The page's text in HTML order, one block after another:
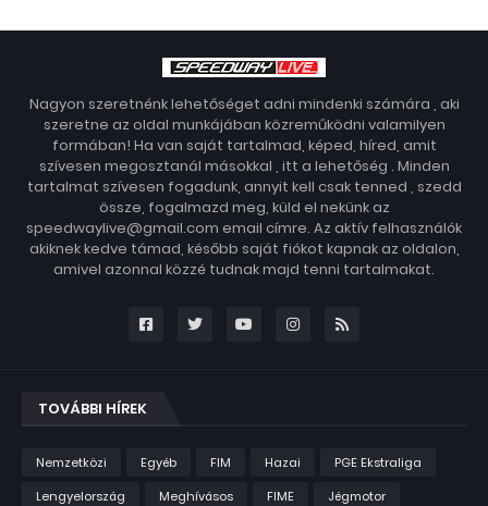
Nagyon szeretnénk lehetőséget adni mindenki számára , aki
szeretne az oldal munkájában közreműködni valamilyen
formában! Ha van saját tartalmad, képed, híred, amit
szívesen megosztanál másokkal , itt a lehetőség . Minden
tartalmat szívesen fogadunk, annyit kell csak tenned , szedd
össze, fogalmazd meg, küld el nekünk az
speedwaylive@gmail.com email címre. Az aktív felhasználók
akiknek kedve támad, később saját fiókot kapnak az oldalon,
amivel azonnal közzé tudnak majd tenni tartalmakat.
TOVÁBBI HÍREK
Nemzetközi Egyéb FIM Hazai
PGE Ekstraliga
Lengyelország
Meghívásos FIME
Jégmotor